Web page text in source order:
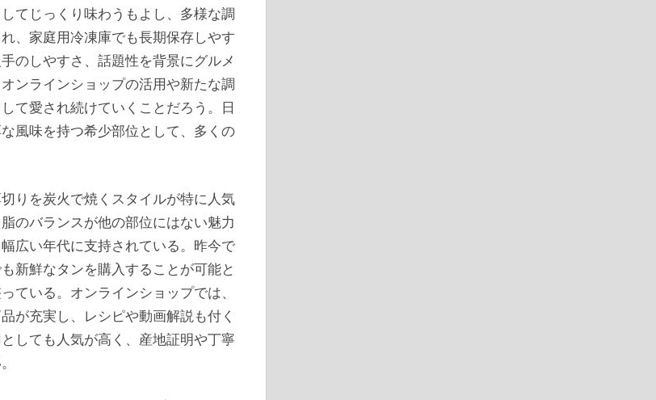
てじっくり味わうもよし、多様な調
、家庭用冷凍庫でも長期保存しやす
のしやすさ、話題性を背景にグルメ
ンラインショップの活用や新たな調
て愛され続けていくことだろう。日
風味を持つ希少部位として、多くの
りを炭火で焼くスタイルが特に人気
のバランスが他の部位にはない魅力
広い年代に支持されている。昨今で
新鮮なタンを購入することが可能と
ている。オンラインショップでは、
が充実し、レシピや動画解説も付く
しても人気が高く、産地証明や丁寧